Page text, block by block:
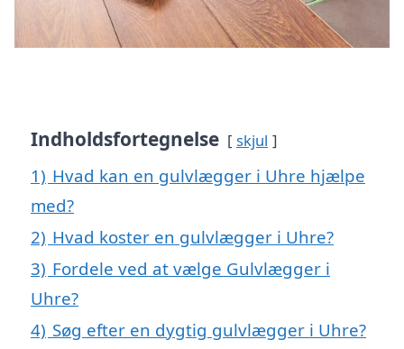
Indholdsfortegnelse skjul
1) Hvad kan en gulvlægger i Uhre hjælpe
med?
2) Hvad koster en gulvlægger i Uhre?
3) Fordele ved at vælge Gulvlægger i
Uhre?
4) Søg efter en dygtig gulvlægger i Uhre?